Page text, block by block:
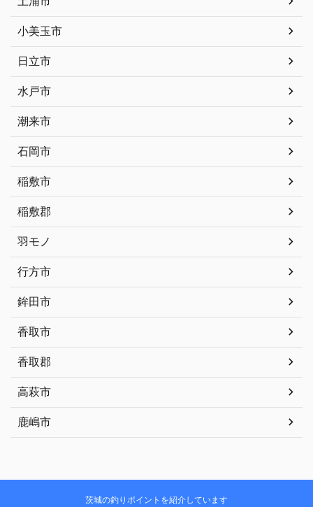
小美玉市
日立市
水戸市
潮来市
石岡市
稲敷市
稲敷郡
羽モノ
行方市
鉾田市
香取市
香取郡
高萩市
鹿嶋市
茨城の釣りポイントを紹介しています